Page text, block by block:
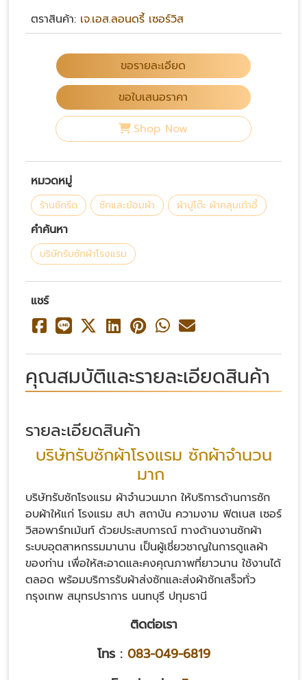
ตราสินค้า: เจ.เอส.ลอนดรี้ เซอร์วิส
ขอรายละเอียด
ขอใบเสนอราคา
Shop Now
หมวดหมู่
ร้านซักรีด ซักและย้อมผ้า ผ้าปูโต๊ะ ผ้าคลุมเก้าอี้
คำค้นหา
บริษัทรับซักผ้าโรงแรม
แชร์
คุณสมบัติและรายละเอียดสินค้า
รายละเอียดสินค้า
บริษัทรับซักผ้าโรงแรม ซักผ้าจำนวน
มาก
บริษัทรับซักโรงแรม ผ้าจำนวนมาก ให้บริการด้านการซัก
อบผ้าให้แก่ โรงแรม สปา สถาบัน ความงาม ฟิตเนส เซอร์
วิสอพาร์ทเม้นท์ ด้วยประสบการณ์ ทางด้านงานซักผ้า
ระบบอุตสาหกรรมมานาน เป็นผู้เชี่ยวชาญในการดูแลผ้า
ของท่าน เพื่อให้สะอาดและคงคุณภาพที่ยาวนาน ใช้งานได้
ตลอด พร้อมบริการรับผ้าส่งซักและส่งผ้าซักเสร็จทั่ว
กรุงเทพ สมุทรปราการ นนทบุรี ปทุมธานี
ติดต่อเรา
โทร : 083-049-6819